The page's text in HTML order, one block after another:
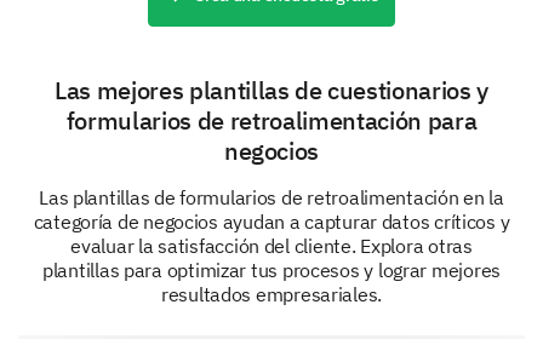
Tu impresión general
Para concluir, queremos saber cómo percibes en
general nuestros servicios y marca.
Las mejores plantillas de cuestionarios y
formularios de retroalimentación para
negocios
Las plantillas de formularios de retroalimentación en la
categoría de negocios ayudan a capturar datos críticos y
evaluar la satisfacción del cliente. Explora otras
plantillas para optimizar tus procesos y lograr mejores
resultados empresariales.